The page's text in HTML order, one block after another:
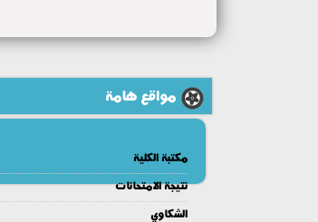
مواقع هامة
مكتبة الكلية
نتيجة الامتحانات
الشكاوي